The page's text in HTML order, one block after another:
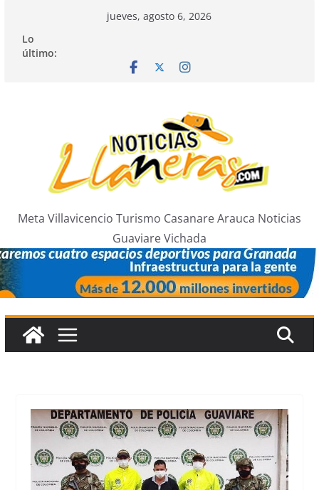
contenido
jueves, agosto 6, 2026
Lo
último:
Meta Villavicencio Turismo Casanare Arauca Noticias
Guaviare Vichada